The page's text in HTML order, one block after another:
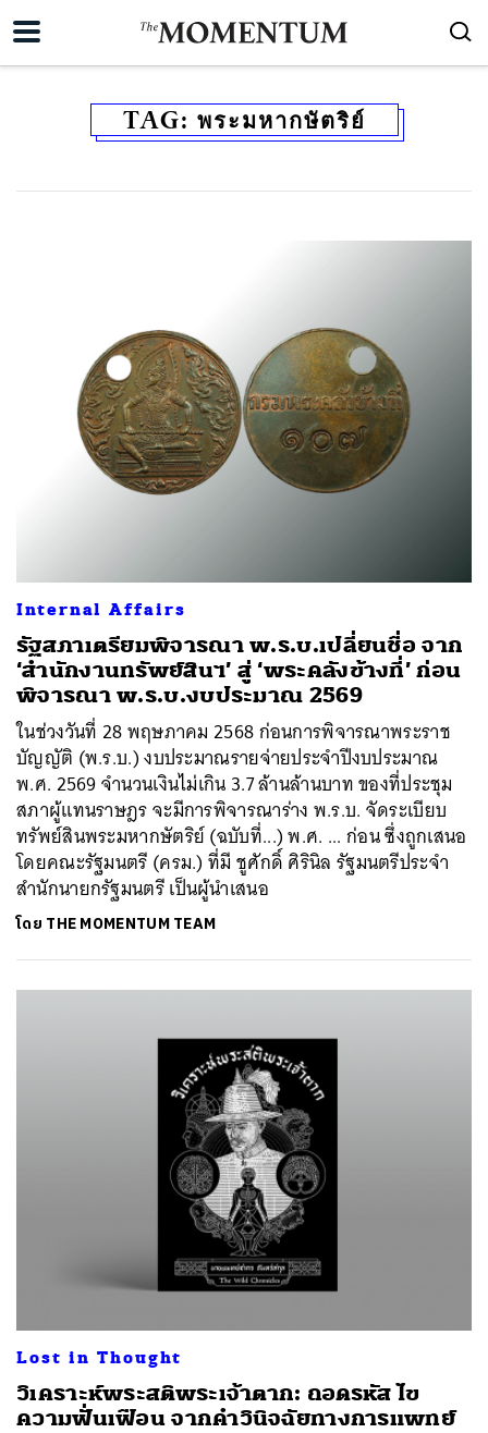
TAG: พระมหากษัตริย์
Internal Affairs
รัฐสภาเตรียมพิจารณา พ.ร.บ.เปลี่ยนชื่อ จาก
‘สำนักงานทรัพย์สินฯ’ สู่ ‘พระคลังข้างที่’ ก่อน
พิจารณา พ.ร.บ.งบประมาณ 2569
ในช่วงวันที่ 28 พฤษภาคม 2568 ก่อนการพิจารณาพระราช
บัญญัติ (พ.ร.บ.) งบประมาณรายจ่ายประจำปีงบประมาณ
พ.ศ. 2569 จำนวนเงินไม่เกิน 3.7 ล้านล้านบาท ของที่ประชุม
สภาผู้แทนราษฎร จะมีการพิจารณาร่าง พ.ร.บ. จัดระเบียบ
ทรัพย์สินพระมหากษัตริย์ (ฉบับที่...) พ.ศ. ... ก่อน ซึ่งถูกเสนอ
โดยคณะรัฐมนตรี (ครม.) ที่มี ชูศักดิ์​ ศิรินิล รัฐมนตรีประจำ
สำนักนายกรัฐมนตรี เป็นผู้นำเสนอ
โดย THE MOMENTUM TEAM
Lost in Thought
วิเคราะห์พระสติพระเจ้าตาก: ถอดรหัส ไข
ความฟั่นเฟือน จากคำวินิจฉัยทางการแพทย์